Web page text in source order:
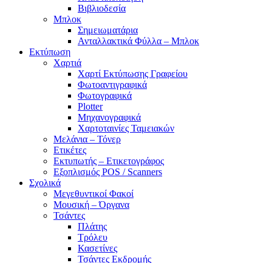
Βιβλιοδεσία
Μπλοκ
Σημειωματάρια
Ανταλλακτικά Φύλλα – Μπλοκ
Εκτύπωση
Χαρτιά
Χαρτί Εκτύπωσης Γραφείου
Φωτοαντιγραφικά
Φωτογραφικά
Plotter
Μηχανογραφικά
Χαρτοταινίες Ταμειακών
Μελάνια – Τόνερ
Ετικέτες
Εκτυπωτής – Ετικετογράφος
Εξοπλισμός POS / Scanners
Σχολικά
Μεγεθυντικοί Φακοί
Μουσική – Όργανα
Τσάντες
Πλάτης
Τρόλευ
Κασετίνες
Τσάντες Εκδρομής